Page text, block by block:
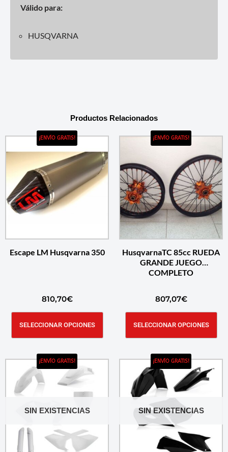
Válido para:
HUSQVARNA
Productos Relacionados
¡ENVÍO GRATIS!
Escape LM Husqvarna 350
810,70€
SELECCIONAR OPCIONES
¡ENVÍO GRATIS!
HusqvarnaTC 85cc RUEDA
GRANDE JUEGO
COMPLETO
807,07€
SELECCIONAR OPCIONES
SIN EXISTENCIAS
¡ENVÍO GRATIS!
SIN EXISTENCIAS
¡ENVÍO GRATIS!